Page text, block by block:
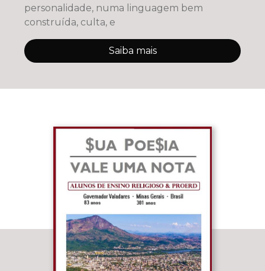
personalidade, numa linguagem bem
construída, culta, e
Saiba mais